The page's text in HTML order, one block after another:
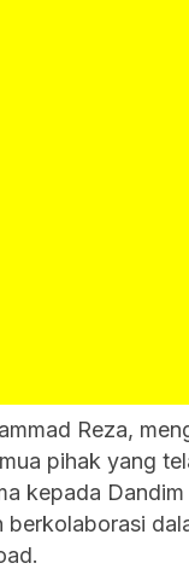
Reza,
pihak yang
kepada
berkolaborasi